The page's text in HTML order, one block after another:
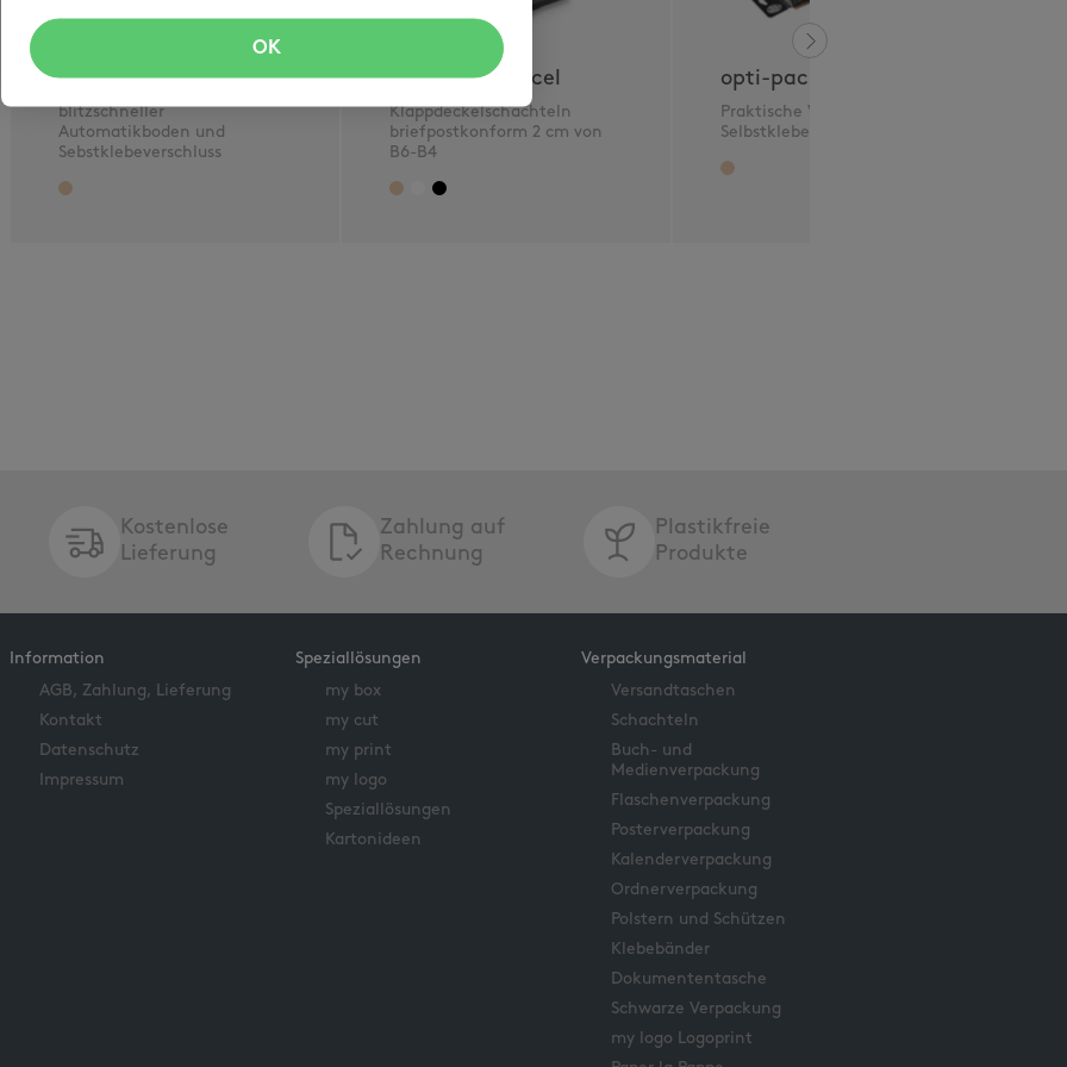
opti-speedbox
blitzschneller
Automatikboden und
Sebstklebeverschluss
opti-letterparcel
Klappdeckelschachteln
briefpostkonform 2 cm von
B6-B4
opti-packbox
Praktische Versandbox mit
Selbstklebeverschluss
Kostenlose
Lieferung
Zahlung auf
Rechnung
Plastikfreie
Produkte
Information
AGB, Zahlung, Lieferung
Kontakt
Datenschutz
Impressum
Speziallösungen
my box
my cut
my print
my logo
Speziallösungen
Kartonideen
Verpackungsmaterial
Versandtaschen
Schachteln
Buch- und
Medienverpackung
Flaschenverpackung
Posterverpackung
Kalenderverpackung
Ordnerverpackung
Polstern und Schützen
Klebebänder
Dokumententasche
Schwarze Verpackung
my logo Logoprint
OK